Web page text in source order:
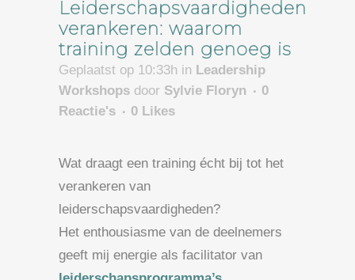
Leiderschapsvaardigheden
verankeren: waarom
training zelden genoeg is
Geplaatst op 10:33h in Leadership
Workshops door Sylvie Floryn
0
Reactie's
0 Likes
Wat draagt een training écht bij tot het
verankeren van
leiderschapsvaardigheden?
Het enthousiasme van de deelnemers
geeft mij energie als facilitator van